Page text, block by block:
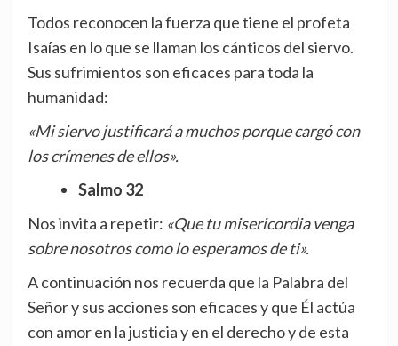
Todos reconocen la fuerza que tiene el profeta
Isaías en lo que se llaman los cánticos del siervo.
Sus sufrimientos son eficaces para toda la
humanidad:
«Mi siervo justificará a muchos porque cargó con
los crímenes de ellos».
Salmo 32
Nos invita a repetir: «Que tu misericordia venga
sobre nosotros como lo esperamos de ti».
A continuación nos recuerda que la Palabra del
Señor y sus acciones son eficaces y que Él actúa
con amor en la justicia y en el derecho y de esta